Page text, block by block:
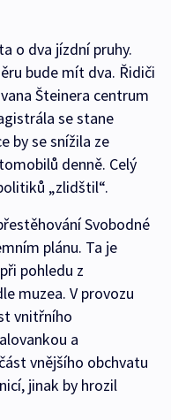
o dva jízdní pruhy.
bude mít dva. Řidiči
Šteinera centrum
se stane
by se snížila ze
denně. Celý
„zlidštil“.
Svobodné
plánu. Ta je
pohledu z
muzea. V provozu
vnitřního
a
vnějšího obchvatu
jinak by hrozil